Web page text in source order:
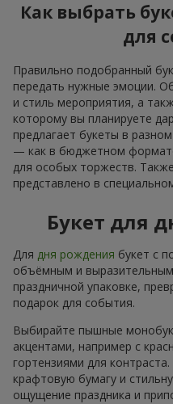
Как выбрать
для
Правильно подобранный
передать нужные эмоции.
и стиль мероприятия, а
которому вы планируете
предлагает букеты в
— как в бюджетном
для особых торжеств.
представлено в
Букет для
Для дня рождения букет с
объёмным и
праздничной упаковке,
подарок для события.
Выбирайте пышные
акцентами, например с
гортензиями для
крафтовую бумагу и
ощущение праздника и